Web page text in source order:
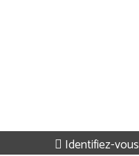
Identifiez-vous